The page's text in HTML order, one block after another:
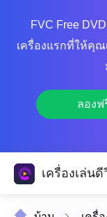
FVC Free
เครื่องแรกที่ให้คุณ
ลองฟ
เครื่องเล่น